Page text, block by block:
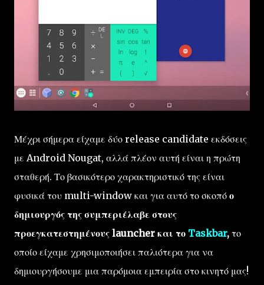
Μέχρι σήμερα είχαμε δύο release candidate εκδόσεις
με Android Nougat, αλλά πλέον αυτή είναι η πρώτη
σταθερή. Το βασικότερο χαρακτηριστικό της είναι
φυσικά του multi-window και για αυτό το σκοπό ο
δημιουργός της συμπεριέλαβε στους
προεγκατεστημένους launcher και το Taskbar, το
οποίο είχαμε χρησιμοποιήσει παλιότερα για να
δημιουργήσουμε μια παρόμοια εμπειρία στο κινητό μας!